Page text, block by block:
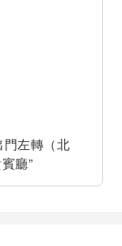
左轉（北
廳”